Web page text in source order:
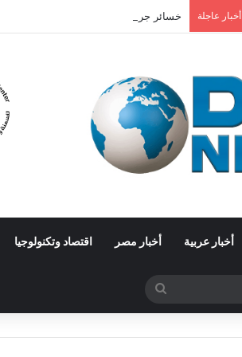
أخبار عاجلة خسائر جرائم العملات المشفرة تتجاوز 30 مليون دولار في 2026
أخبار عربية أخبار مصر اقتصاد وتكنولوجيا
بحث
عن